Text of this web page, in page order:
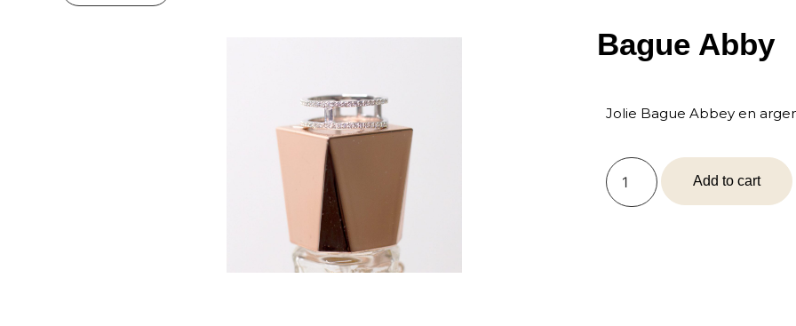
Bague Abby
Jolie Bague Abbey en
Add to cart